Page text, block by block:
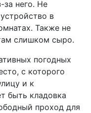
за него. Не
в
Также не
слишком сыро.
погодных
с которого
и к
быть кладовка
проход для